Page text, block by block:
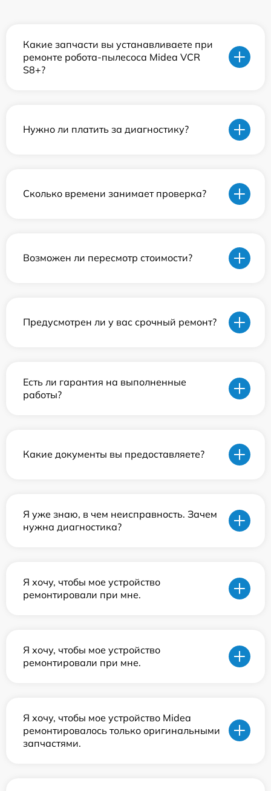
Какие запчасти вы устанавливаете при
ремонте робота-пылесоса Midea VCR
S8+?
Нужно ли платить за диагностику?
Сколько времени занимает проверка?
Возможен ли пересмотр стоимости?
Предусмотрен ли у вас срочный ремонт?
Есть ли гарантия на выполненные
работы?
Какие документы вы предоставляете?
Я уже знаю, в чем неисправность. Зачем
нужна диагностика?
Я хочу, чтобы мое устройство
ремонтировали при мне.
Я хочу, чтобы мое устройство
ремонтировали при мне.
Я хочу, чтобы мое устройство Midea
ремонтировалось только оригинальными
запчастями.